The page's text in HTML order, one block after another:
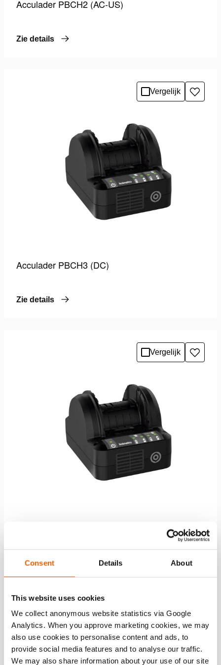
Consent Details About
This website uses cookies
We collect anonymous website statistics via Google
Analytics. When you approve marketing cookies, we may
also use cookies to personalise content and ads, to
provide social media features and to analyse our traffic.
We may also share information about your use of our site
Acculader PBCH2 (AC-US)
Zie details
Vergelijk
aan
Acculader PBCH3 (DC)
Zie details
Vergelijk
aan
Zie details
Vergelijk
aan